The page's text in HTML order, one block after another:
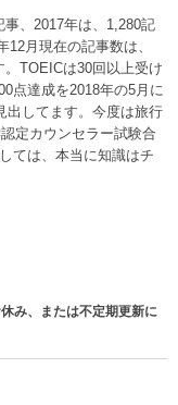
、2017年は、1,280記
月現在の記事数は、
TOEICは30回以上受け
点達成を2018年の5月に
出してます。今度は旅行
定カウンセラー試験合
ては、本当に知識はチ
み、または不定期更新に